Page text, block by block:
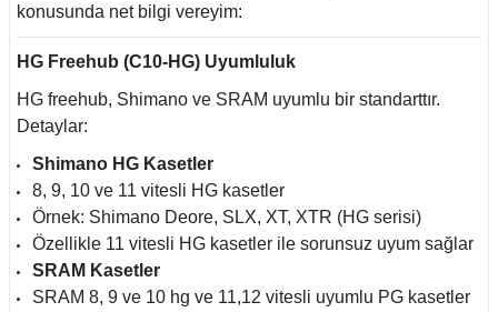
konusunda net bilgi vereyim:
HG Freehub (C10-HG) Uyumluluk
HG freehub, Shimano ve SRAM uyumlu bir standarttır.
Detaylar:
Shimano HG Kasetler
8, 9, 10 ve 11 vitesli HG kasetler
Örnek: Shimano Deore, SLX, XT, XTR (HG serisi)
Özellikle 11 vitesli HG kasetler ile sorunsuz uyum sağlar
SRAM Kasetler
SRAM 8, 9 ve 10 hg ve 11,12 vitesli uyumlu PG kasetler